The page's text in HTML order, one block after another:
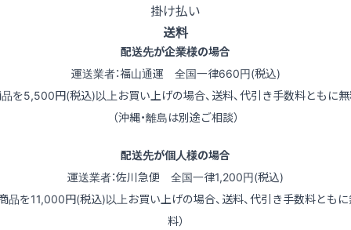
掛け払い
送料
配送先が企業様の場合
運送業者：福山通運 全国一律660円(税込)
品を5,500円(税込)以上お買い上げの場合、送料、代引き手数料ともに無
（沖縄・離島は別途ご相談）
配送先が個人様の場合
運送業者：佐川急便 全国一律1,200円(税込)
品を11,000円(税込)以上お買い上げの場合、送料、代引き手数料とも
料）